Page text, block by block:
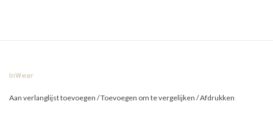
InWear
Aan verlanglijst toevoegen /Toevoegen om te vergelijken /Afdrukken